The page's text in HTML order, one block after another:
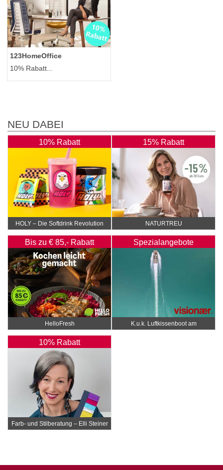
123HomeOffice
10% Rabatt...
NEU DABEI
10% Rabatt
HOLY – Die Softdrink Revolution
15% Rabatt
NATURTREU
Bis zu € 85,- Rabatt
HelloFresh
Spezialangebote
K.u.k. Luftkissenboot am
Wörthersee
10% Rabatt
Farb- und Stilberatung – Elli Steiner